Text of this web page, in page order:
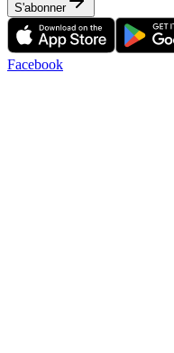
S'abonner
Facebook